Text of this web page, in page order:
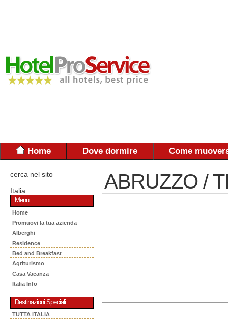
Home Dove dormire Come
cerca nel sito
Italia
Menu
Home
Promuovi la tua azienda
Alberghi
Residence
Bed and Breakfast
Agriturismo
Casa Vacanza
Italia Info
Destinazioni Speciali
TUTTA ITALIA
ABRUZZO /